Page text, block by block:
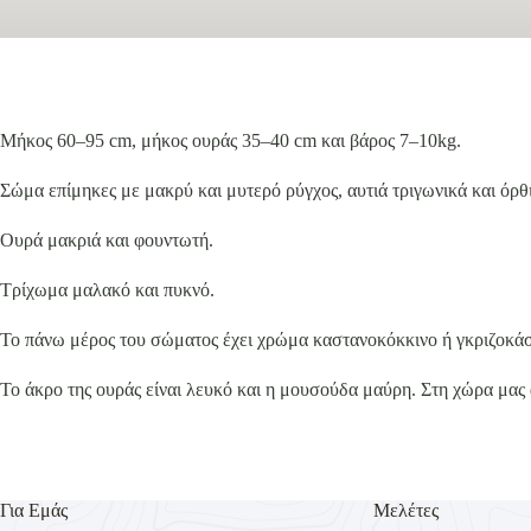
Μήκος 60–95 cm, μήκος ουράς 35–40 cm και βάρος 7–10kg.
Σώμα επίμηκες με μακρύ και μυτερό ρύγχος, αυτιά τριγωνικά και
Ουρά μακριά και φουντωτή.
Τρίχωμα μαλακό και πυκνό.
Το πάνω μέρος του σώματος έχει χρώμα καστανοκόκκινο ή
Το άκρο της ουράς είναι λευκό και η μουσούδα μαύρη. Στη χώρα μας
Για Εμάς Μελέτες